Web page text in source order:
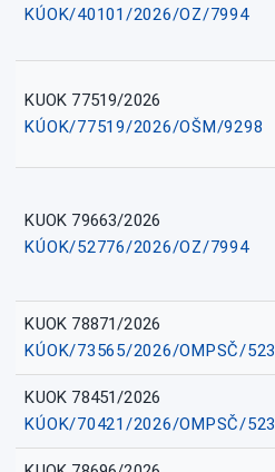
KÚOK/40101/2026/OZ/7994
KUOK 77519/2026
KÚOK/77519/2026/OŠM/9298
KUOK 79663/2026
KÚOK/52776/2026/OZ/7994
KUOK 78871/2026
KÚOK/73565/2026/OMPSČ/523
KUOK 78451/2026
KÚOK/70421/2026/OMPSČ/523